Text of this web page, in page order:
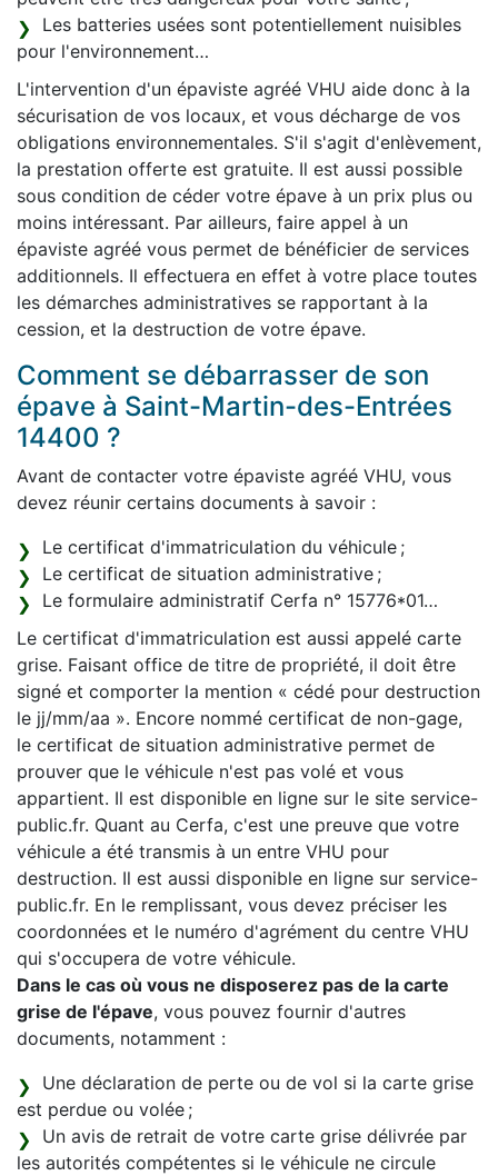
Les batteries usées sont potentiellement nuisibles
pour l'environnement…
L'intervention d'un épaviste agréé VHU aide donc à la
sécurisation de vos locaux, et vous décharge de vos
obligations environnementales. S'il s'agit d'enlèvement,
la prestation offerte est gratuite. Il est aussi possible
sous condition de céder votre épave à un prix plus ou
moins intéressant. Par ailleurs, faire appel à un
épaviste agréé vous permet de bénéficier de services
additionnels. Il effectuera en effet à votre place toutes
les démarches administratives se rapportant à la
cession, et la destruction de votre épave.
Comment se débarrasser de son
épave à Saint-Martin-des-Entrées
14400 ?
Avant de contacter votre épaviste agréé VHU, vous
devez réunir certains documents à savoir :
Le certificat d'immatriculation du véhicule ;
Le certificat de situation administrative ;
Le formulaire administratif Cerfa n° 15776*01…
Le certificat d'immatriculation est aussi appelé carte
grise. Faisant office de titre de propriété, il doit être
signé et comporter la mention « cédé pour destruction
le jj/mm/aa ». Encore nommé certificat de non-gage,
le certificat de situation administrative permet de
prouver que le véhicule n'est pas volé et vous
appartient. Il est disponible en ligne sur le site service-
public.fr. Quant au Cerfa, c'est une preuve que votre
véhicule a été transmis à un entre VHU pour
destruction. Il est aussi disponible en ligne sur service-
public.fr. En le remplissant, vous devez préciser les
coordonnées et le numéro d'agrément du centre VHU
qui s'occupera de votre véhicule.
Dans le cas où vous ne disposerez pas de la carte
grise de l'épave, vous pouvez fournir d'autres
documents, notamment :
Une déclaration de perte ou de vol si la carte grise
est perdue ou volée ;
Un avis de retrait de votre carte grise délivrée par
les autorités compétentes si le véhicule ne circule